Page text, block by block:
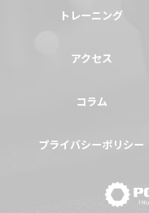
トレーニング
アクセス
コラム
プライバシーポリシー